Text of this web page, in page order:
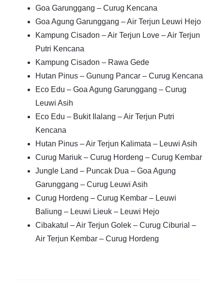
Goa Garunggang – Curug Kencana
Goa Agung Garunggang – Air Terjun Leuwi Hejo
Kampung Cisadon – Air Terjun Love – Air Terjun
Putri Kencana
Kampung Cisadon – Rawa Gede
Hutan Pinus – Gunung Pancar – Curug Kencana
Eco Edu – Goa Agung Garunggang – Curug
Leuwi Asih
Eco Edu – Bukit Ilalang – Air Terjun Putri
Kencana
Hutan Pinus – Air Terjun Kalimata – Leuwi Asih
Curug Mariuk – Curug Hordeng – Curug Kembar
Jungle Land – Puncak Dua – Goa Agung
Garunggang – Curug Leuwi Asih
Curug Hordeng – Curug Kembar – Leuwi
Baliung – Leuwi Lieuk – Leuwi Hejo
Cibakatul – Air Terjun Golek – Curug Ciburial –
Air Terjun Kembar – Curug Hordeng